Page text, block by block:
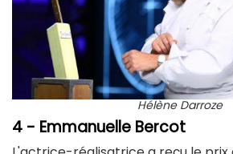
Hélène Darroze
4 - Emmanuelle Bercot